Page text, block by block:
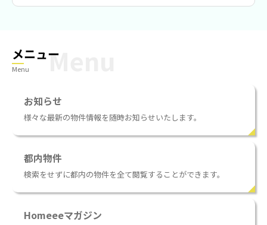
メニュー
Menu
お知らせ
様々な最新の物件情報を随時お知らせいたします。
都内物件
検索をせずに都内の物件を全て閲覧することができます。
Homeeeマガジン